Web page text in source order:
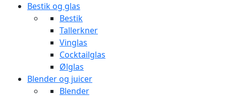
Bestik og glas
Bestik
Tallerkner
Vinglas
Cocktailglas
Ølglas
Blender og juicer
Blender